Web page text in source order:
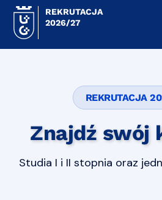
REKRUTACJA
2026/27
REKRUTACJA
Znajdź swój
Studia I i II stopnia oraz